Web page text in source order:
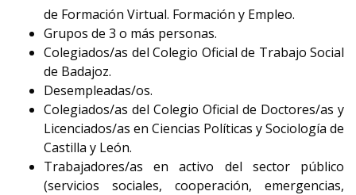
de Formación Virtual. Formación y Empleo.
Grupos de 3 o más personas.
Colegiados/as del Colegio Oficial de Trabajo Social
de Badajoz.
Desempleadas/os.
Colegiados/as del Colegio Oficial de Doctores/as y
Licenciados/as en Ciencias Políticas y Sociología de
Castilla y León.
Trabajadores/as en activo del sector público
(servicios sociales, cooperación, emergencias,